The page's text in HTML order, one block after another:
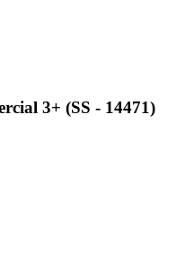
3+ (SS - 14471)